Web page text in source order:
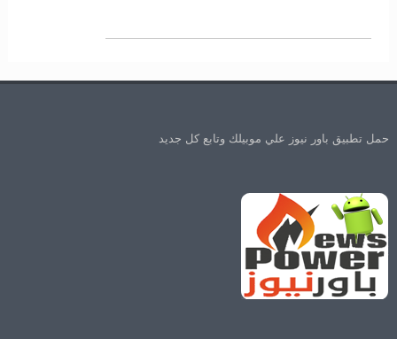
حمل تطبيق باور نيوز علي موبيلك وتابع كل جديد